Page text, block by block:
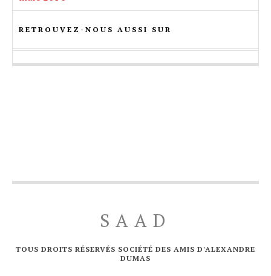
RETROUVEZ-NOUS AUSSI SUR
SAAD
TOUS DROITS RÉSERVÉS SOCIÉTÉ DES AMIS D'ALEXANDRE
DUMAS